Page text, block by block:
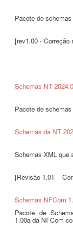
Pacote de
[rev1.00 - Correção
Schemas NT
Pacote de
Schemas da NT
Schemas XML que
[Revisão 1.01 -
Schemas NFCom
Pacote de
1.00a da NFCom